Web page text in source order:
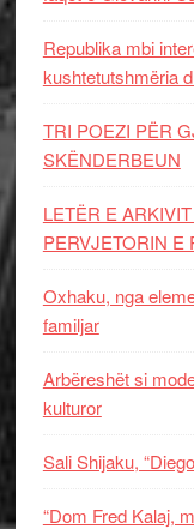
Republika mbi
kushtetutshmëria
TRI POEZI PËR
SKËNDERBEUN
LETËR E
PERVJETORIN E
Oxhaku, nga
familjar
Arbëreshët si
kulturor
Sali Shijaku,
“Dom Fred Kalaj,